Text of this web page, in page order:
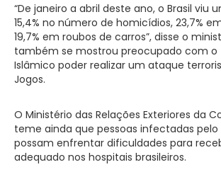
“De janeiro a abril deste ano, o Brasil viu
15,4% no número de homicídios, 23,7%
19,7% em roubos de carros”, disse o
também se mostrou preocupado com o
Islâmico poder realizar um ataque
Jogos.
O Ministério das Relações Exteriores da
teme ainda que pessoas infectadas pelo
possam enfrentar dificuldades para
adequado nos hospitais brasileiros.